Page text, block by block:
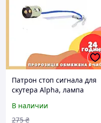
Патрон стоп сигнала для
скутера Alpha, лампа
мотоциклов 50-150 см3
В наличии
275 ₴